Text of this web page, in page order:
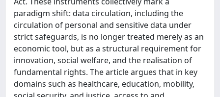
paradigm shift: data circulation, including the
circulation of personal and sensitive data under
strict safeguards, is no longer treated merely as an
economic tool, but as a structural requirement for
innovation, social welfare, and the realisation of
fundamental rights. The article argues that in key
domains such as healthcare, education, mobility,